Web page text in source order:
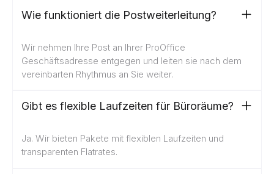
Wie funktioniert die Postweiterleitung?
Wir nehmen Ihre Post an Ihrer ProOffice
Geschäftsadresse entgegen und leiten sie nach dem
vereinbarten Rhythmus an Sie weiter.
Gibt es flexible Laufzeiten für Büroräume?
Ja. Wir bieten Pakete mit flexiblen Laufzeiten und
transparenten Flatrates.